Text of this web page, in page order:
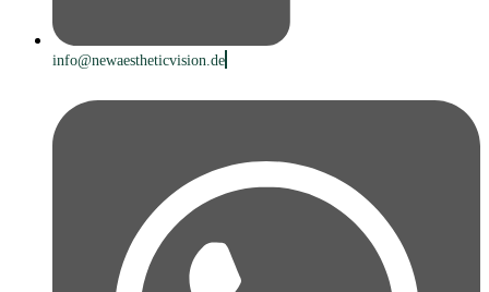
info@newaestheticvision.de